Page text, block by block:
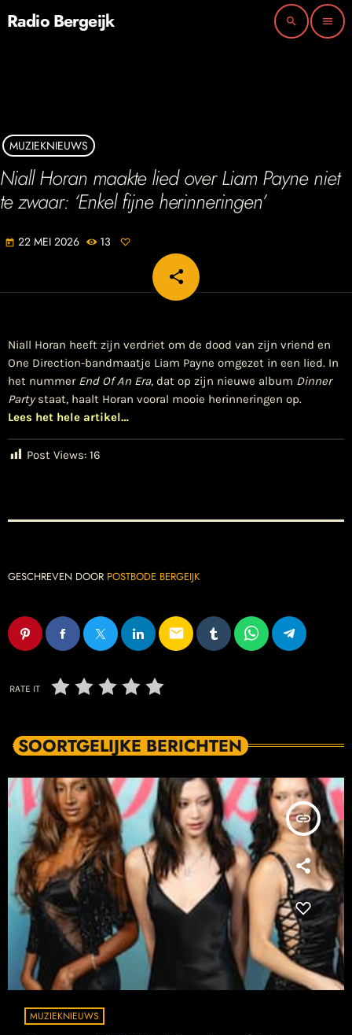
Radio Bergeijk search menu
MUZIEKNIEUWS
Niall Horan maakte lied over Liam Payne niet
te zwaar: ‘Enkel fijne herinneringen’
today 22 MEI 2026 13
share
email
Niall Horan heeft zijn verdriet om de dood van zijn vriend en
One Direction-bandmaatje Liam Payne omgezet in een lied. In
het nummer End Of An Era, dat op zijn nieuwe album Dinner
Partystaat, haalt Horan vooral mooie herinneringen op.
Lees het hele artikel…
Post Views: 16
GESCHREVEN DOOR POSTBODE BERGEIJK
email
RATE IT
SOORTGELIJKE BERICHTEN
insert_link
MUZIEKNIEUWS